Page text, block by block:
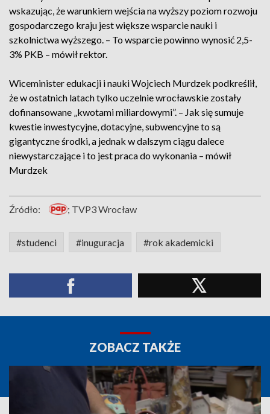
wskazując, że warunkiem wejścia na wyższy poziom rozwoju
gospodarczego kraju jest większe wsparcie nauki i
szkolnictwa wyższego. – To wsparcie powinno wynosić 2,5-
3% PKB – mówił rektor.
Wiceminister edukacji i nauki Wojciech Murdzek podkreślił,
że w ostatnich latach tylko uczelnie wrocławskie zostały
dofinansowane „kwotami miliardowymi”. – Jak się sumuje
kwestie inwestycyjne, dotacyjne, subwencyjne to są
gigantyczne środki, a jednak w dalszym ciągu dalece
niewystarczające i to jest praca do wykonania – mówił
Murdzek
Źródło: ; TVP3 Wrocław
#studenci #inuguracja #rok akademicki
ZOBACZ TAKŻE